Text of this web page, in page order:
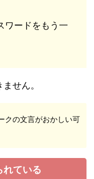
ワードをもう一
せん。
クの文言がおかしい可
れている